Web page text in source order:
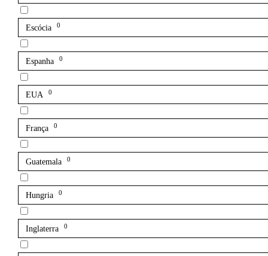
Escócia 0
Espanha 0
EUA 0
França 0
Guatemala 0
Hungria 0
Inglaterra 0